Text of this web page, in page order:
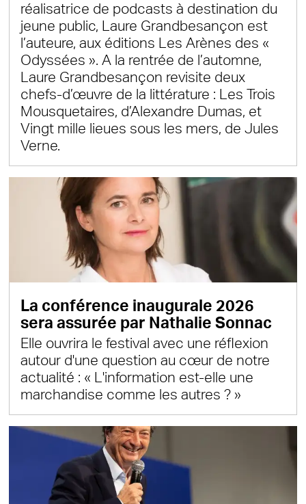
réalisatrice de podcasts à destination du
jeune public, Laure Grandbesançon est
l’auteure, aux éditions Les Arènes des «
Odyssées ». A la rentrée de l’automne,
Laure Grandbesançon revisite deux
chefs-d’œuvre de la littérature : Les Trois
Mousquetaires, d’Alexandre Dumas, et
Vingt mille lieues sous les mers, de Jules
Verne.
La conférence inaugurale 2026
sera assurée par Nathalie Sonnac
Elle ouvrira le festival avec une réflexion
autour d'une question au cœur de notre
actualité : « L'information est-elle une
marchandise comme les autres ? »